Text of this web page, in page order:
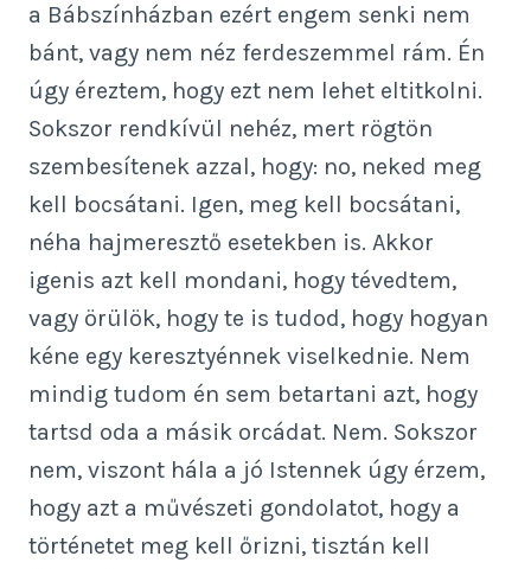
a Bábszínházban ezért engem senki nem
bánt, vagy nem néz ferdeszemmel rám. Én
úgy éreztem, hogy ezt nem lehet eltitkolni.
Sokszor rendkívül nehéz, mert rögtön
szembesítenek azzal, hogy: no, neked meg
kell bocsátani. Igen, meg kell bocsátani,
néha hajmeresztő esetekben is. Akkor
igenis azt kell mondani, hogy tévedtem,
vagy örülök, hogy te is tudod, hogy hogyan
kéne egy keresztyénnek viselkednie. Nem
mindig tudom én sem betartani azt, hogy
tartsd oda a másik orcádat. Nem. Sokszor
nem, viszont hála a jó Istennek úgy érzem,
hogy azt a művészeti gondolatot, hogy a
történetet meg kell őrizni, tisztán kell